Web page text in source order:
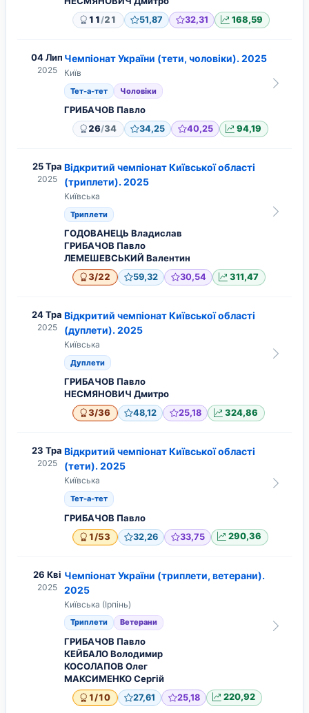
11/21 51,87 32,31 168,59
04 Лип
2025
Чемпіонат України (тети, чоловіки). 2025
Київ
Тет-а-тет Чоловіки
ГРИБАЧОВ Павло
26/34 34,25 40,25 94,19
25 Тра
2025
Відкритий чемпіонат Київської області
(триплети). 2025
Київська
Триплети
ГОДОВАНЕЦЬ Владислав
ГРИБАЧОВ Павло
ЛЕМЕШЕВСЬКИЙ Валентин
3/22 59,32 30,54 311,47
24 Тра
2025
Відкритий чемпіонат Київської області
(дуплети). 2025
Київська
Дуплети
ГРИБАЧОВ Павло
НЕСМЯНОВИЧ Дмитро
3/36 48,12 25,18 324,86
23 Тра
2025
Відкритий чемпіонат Київської області
(тети). 2025
Київська
Тет-а-тет
ГРИБАЧОВ Павло
1 /53 32,26 33,75 290,36
26 Кві
2025
Чемпіонат України (триплети, ветерани).
2025
Київська (Ірпінь)
Триплети Ветерани
ГРИБАЧОВ Павло
КЕЙБАЛО Володимир
КОСОЛАПОВ Олег
МАКСИМЕНКО Сергій
1 /10 27,61 25,18 220,92